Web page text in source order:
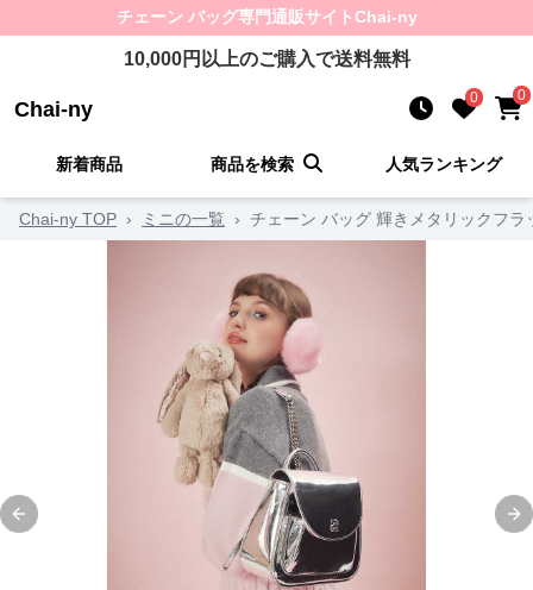
チェーン バッグ専門通販サイトChai-ny
10,000円以上のご購入で送料無料
Chai-ny 0 0
新着商品 商品を検索 人気ランキング
Chai-ny TOP › ミニの一覧 › チェーン バッグ 輝きメタリックフラ
Previous slide